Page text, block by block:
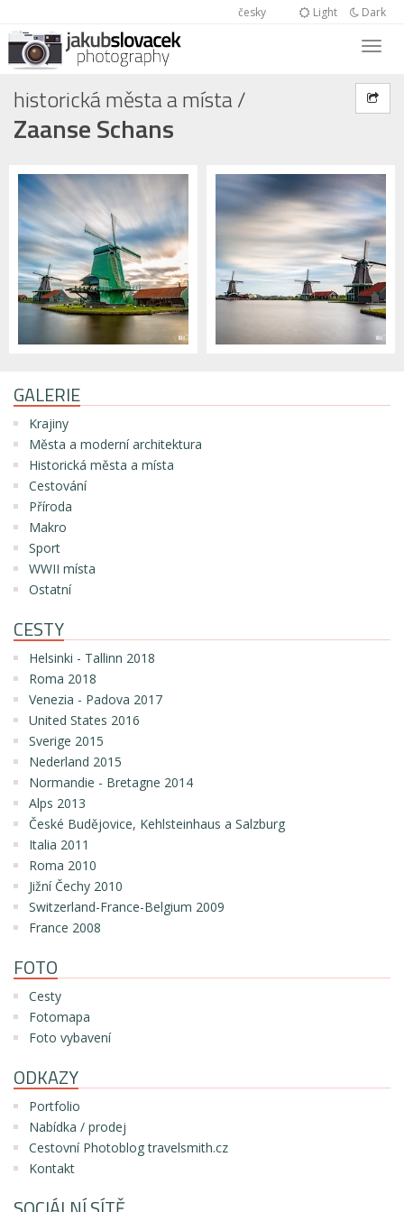
česky Light Dark
historická města a místa/
Zaanse Schans
GALERIE
Krajiny
Města a moderní architektura
Historická města a místa
Cestování
Příroda
Makro
Sport
WWII místa
Ostatní
CESTY
Helsinki - Tallinn 2018
Roma 2018
Venezia - Padova 2017
United States 2016
Sverige 2015
Nederland 2015
Normandie - Bretagne 2014
Alps 2013
České Budějovice, Kehlsteinhaus a Salzburg
Italia 2011
Roma 2010
Jižní Čechy 2010
Switzerland-France-Belgium 2009
France 2008
FOTO
Cesty
Fotomapa
Foto vybavení
ODKAZY
Portfolio
Nabídka / prodej
Cestovní Photoblog travelsmith.cz
Kontakt